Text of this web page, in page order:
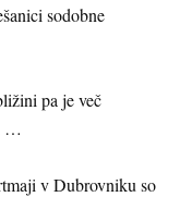
sodobne
pa je več
…
v Dubrovniku so